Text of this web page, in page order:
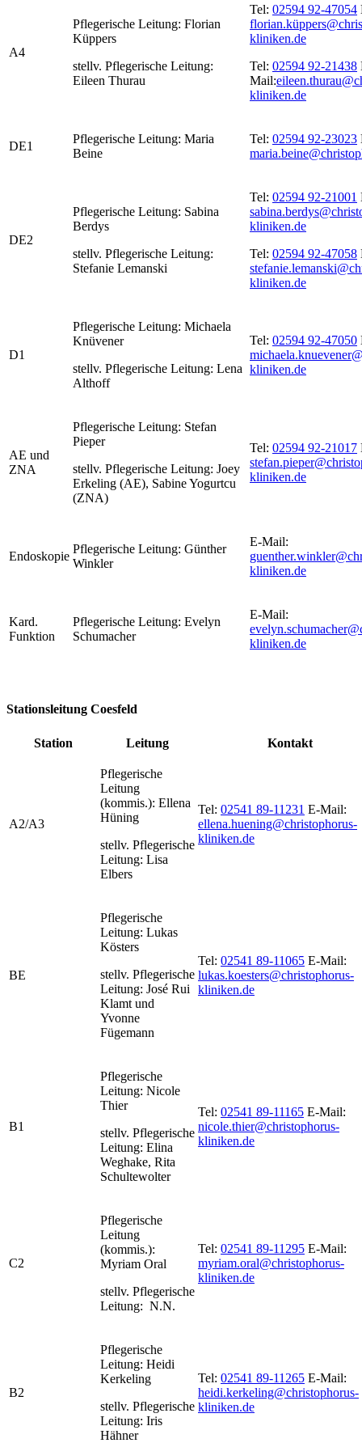
A4
Pflegerische Leitung: Florian
Küppers
stellv. Pflegerische Leitung:
Eileen Thurau
Tel: 02594 92-47054
kliniken.de
Tel: 02594 92-21438
Mail:
kliniken.de
DE1
Pflegerische Leitung: Maria
Beine
Tel: 02594 92-23023
DE2
Pflegerische Leitung: Sabina
Berdys
stellv. Pflegerische Leitung:
Stefanie Lemanski
Tel: 02594 92-21001
kliniken.de
Tel: 02594 92-47058
kliniken.de
D1
Pflegerische Leitung: Michaela
Knüvener
stellv. Pflegerische Leitung: Lena
Althoff
Tel: 02594 92-47050
kliniken.de
AE und
ZNA
Pflegerische Leitung: Stefan
Pieper
stellv. Pflegerische Leitung: Joey
Erkeling (AE), Sabine Yogurtcu
(ZNA)
Tel: 02594 92-21017
kliniken.de
Endoskopie
Pflegerische Leitung: Günther
Winkler
E-Mail:
kliniken.de
Kard.
Funktion
Pflegerische Leitung: Evelyn
Schumacher
E-Mail:
kliniken.de
Stationsleitung Coesfeld
Station Leitung Kontakt
A2/A3
Pflegerische
Leitung
(kommis.): Ellena
Hüning
stellv. Pflegerische
Leitung: Lisa
Elbers
Tel: 02541 89-11231 E-Mail:
ellena.huening@christophorus-
kliniken.de
BE
Pflegerische
Leitung: Lukas
Kösters
stellv. Pflegerische
Leitung: José Rui
Klamt und
Yvonne
Fügemann
Tel: 02541 89-11065 E-Mail:
lukas.koesters@christophorus-
kliniken.de
B1
Pflegerische
Leitung: Nicole
Thier
stellv. Pflegerische
Leitung: Elina
Weghake, Rita
Schultewolter
Tel: 02541 89-11165 E-Mail:
nicole.thier@christophorus-
kliniken.de
C2
Pflegerische
Leitung
(kommis.):
Myriam Oral
stellv. Pflegerische
Leitung: N.N.
Tel: 02541 89-11295 E-Mail:
myriam.oral@christophorus-
kliniken.de
B2
Pflegerische
Leitung: Heidi
Kerkeling
stellv. Pflegerische
Leitung: Iris
Hähner
Tel: 02541 89-11265 E-Mail:
heidi.kerkeling@christophorus-
kliniken.de